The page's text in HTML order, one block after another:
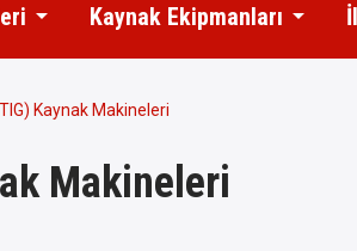
Kaynak Ekipmanları
Kaynak Makineleri
Makineleri